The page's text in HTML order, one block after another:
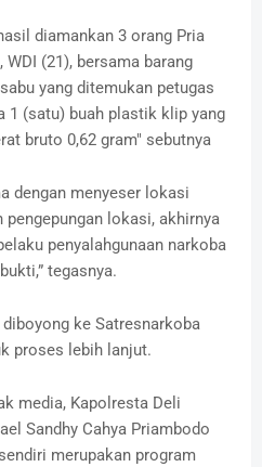
diamankan 3 orang Pria
WDI (21), bersama barang
yang ditemukan petugas
1 (satu) buah plastik klip yang
bruto 0,62 gram" sebutnya
dengan menyeser lokasi
lokasi, akhirnya
penyalahgunaan narkoba
tegasnya.
ke Satresnarkoba
proses lebih lanjut.
media, Kapolresta Deli
Sandhy Cahya Priambodo
merupakan program